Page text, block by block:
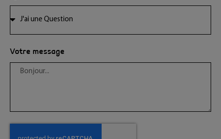
Votre message